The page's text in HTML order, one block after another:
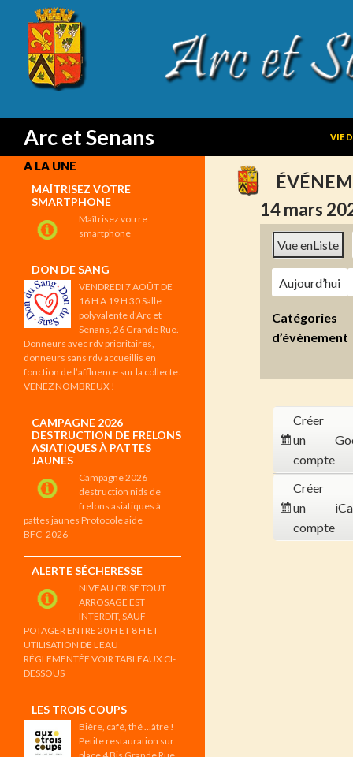
Arc et Senans
Search
VIE
14 mars
Vue enListe
Aujourd’hui
Catégories
d’évènement
Créer
un
compte
Créer
un
compte
A LA UNE
MAÎTRISEZ VOTRE
SMARTPHONE
Maîtrisez votrre
smartphone
DON DE SANG
VENDREDI 7 AOÛT DE
16 H A 19 H 30 Salle
polyvalente d’Arc et
Senans, 26 Grande Rue.
Donneurs avec rdv prioritaires,
donneurs sans rdv accueillis en
fonction de l’affluence sur la collecte.
VENEZ NOMBREUX !
CAMPAGNE 2026
DESTRUCTION DE FRELONS
ASIATIQUES À PATTES
JAUNES
Campagne 2026
destruction nids de
frelons asiatiques à
pattes jaunes Protocole aide
BFC_2026
ALERTE SÉCHERESSE
NIVEAU CRISE TOUT
ARROSAGE EST
INTERDIT, SAUF
POTAGER ENTRE 20 H ET 8 H ET
UTILISATION DE L’EAU
RÉGLEMENTÉE VOIR TABLEAUX CI-
DESSOUS
LES TROIS COUPS
Bière, café, thé …âtre !
Petite restauration sur